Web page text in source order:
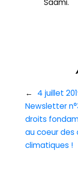
Saami.
←
4 juillet
Newsletter
droits
au coeur des
climatiques !